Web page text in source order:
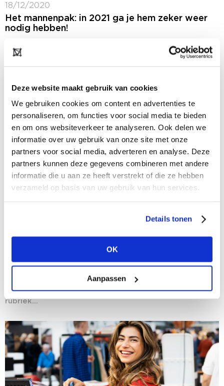
Deze website maakt gebruik van cookies
We gebruiken cookies om content en advertenties te
personaliseren, om functies voor social media te bieden
en om ons websiteverkeer te analyseren. Ook delen we
informatie over uw gebruik van onze site met onze
partners voor social media, adverteren en analyse. Deze
partners kunnen deze gegevens combineren met andere
informatie die u aan ze heeft verstrekt of die ze hebben
verzameld op basis van uw gebruik van hun services.
Details tonen
OK
Aanpassen
18/12/2020
Het mannenpak: in 2021 ga je hem zeker weer
nodig hebben!
het internationaal succesvolle magazine JFK. De
alles wat hem bezighoudt. Het...
Nieuws van de B2B marketplace - een
selectie van nieuws van onze deelnemers
hoogte van het laatste fashion nieuws: ons nieuws,
maar ook het nieuws van onze deelnemers. In de
rubriek...